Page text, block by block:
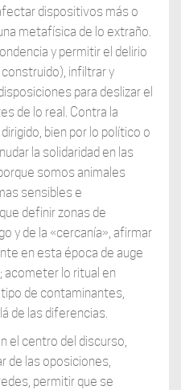
dispositivos más o
metafísica de lo extraño.
y permitir el delirio
infiltrar y
para deslizar el
de lo real. Contra la
bien por lo político o
la solidaridad en las
somos animales
sensibles e
definir zonas de
y de la «cercanía», afirmar
en esta época de auge
acometer lo ritual en
de contaminantes,
de las diferencias.
el centro del discurso,
de las oposiciones,
permitir que se